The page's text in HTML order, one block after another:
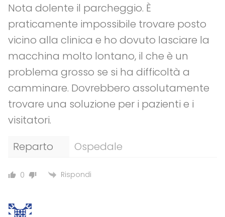
Nota dolente il parcheggio. È
praticamente impossibile trovare posto
vicino alla clinica e ho dovuto lasciare la
macchina molto lontano, il che è un
problema grosso se si ha difficoltà a
camminare. Dovrebbero assolutamente
trovare una soluzione per i pazienti e i
visitatori.
Reparto
Ospedale
0 Rispondi